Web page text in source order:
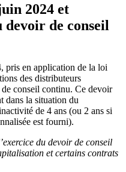
2024 et
de conseil
pris en application de la loi
des distributeurs
de conseil continu. Ce devoir
dans la situation du
de 4 ans (ou 2 ans si
est fourni).
du devoir de conseil
et certains contrats